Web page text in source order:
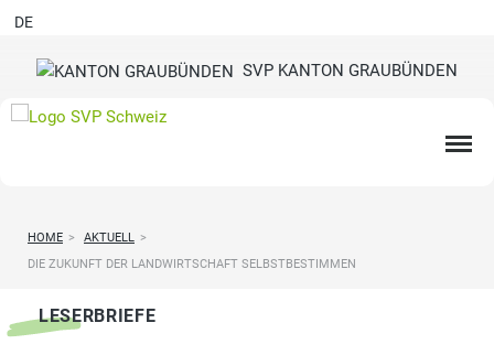
SVP KANTON GRAUBÜNDEN
DE
HOME > AKTUELL >
DIE ZUKUNFT DER LANDWIRTSCHAFT SELBSTBESTIMMEN
LESERBRIEFE